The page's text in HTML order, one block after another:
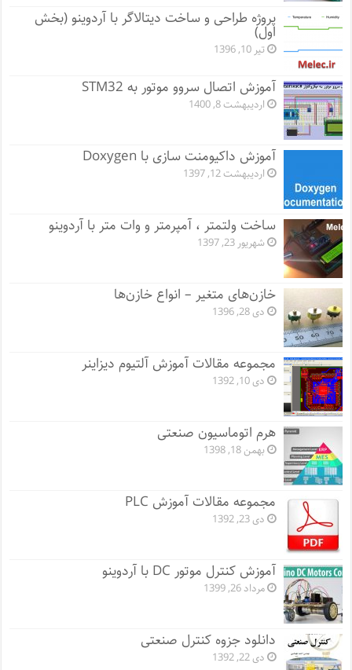
پروژه طراحی و ساخت دیتالاگر با آردوینو (بخش
اول)
تیر 10, 1396
آموزش اتصال سروو موتور به STM32
اردیبهشت 8, 1400
آموزش داکیومنت سازی با Doxygen
اردیبهشت 12, 1397
ساخت ولتمتر ، آمپرمتر و وات متر با آردوینو
شهریور 23, 1397
خازن‌های متغیر – انواع خازن‌ها
دی 28, 1396
مجموعه مقالات آموزش آلتیوم دیزاینر
دی 10, 1392
هرم اتوماسیون صنعتی
بهمن 18, 1398
مجموعه مقالات آموزش PLC
دی 23, 1392
آموزش کنترل موتور DC با آردوینو
مرداد 26, 1399
دانلود جزوه کنترل صنعتی
دی 22, 1392